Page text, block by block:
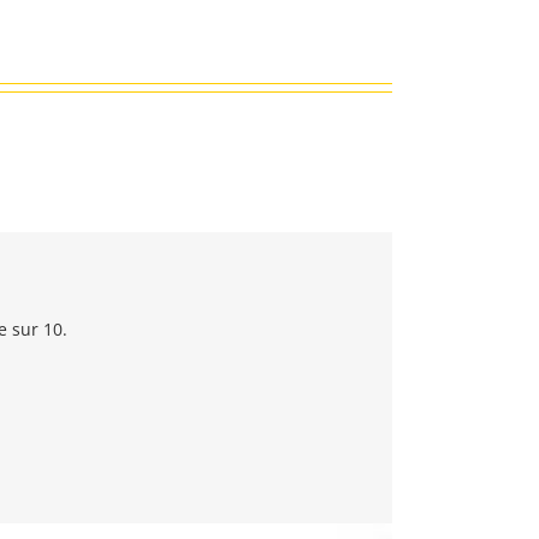
sur 10.